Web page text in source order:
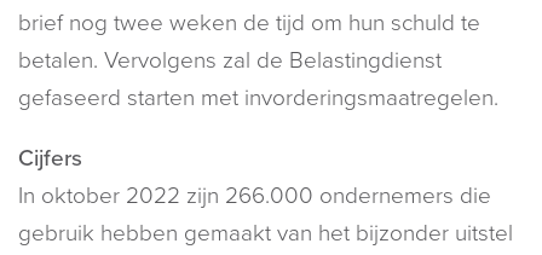
brief nog twee weken de tijd om hun schuld te
betalen. Vervolgens zal de Belastingdienst
gefaseerd starten met invorderingsmaatregelen.
Cijfers
In oktober 2022 zijn 266.000 ondernemers die
gebruik hebben gemaakt van het bijzonder uitstel